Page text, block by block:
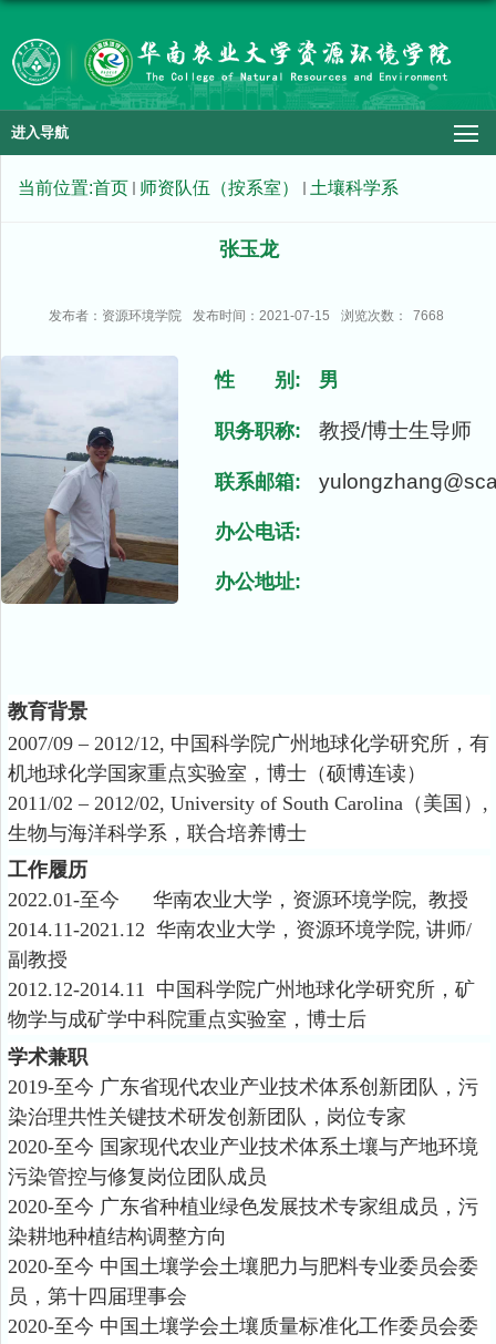
进入导航
当前位置:首页 师资队伍（按系室） 土壤科学系
张玉龙
发布者：资源环境学院 发布时间：2021-07-15 浏览次数： 7668
性 别: 男
职务职称: 教授/博士生导师
联系邮箱:
办公电话:
办公地址:
教育背景
2007/09 – 2012/12, 中国科学院广州地球化学研究所，有
机地球化学国家重点实验室，博士（硕博连读）
2011/02 – 2012/02, University of South Carolina （美国） ,
生物与海洋科学系，联合培养博士
工作履历
2022.01-至今 华南农业大学，资源环境学院, 教授
2014.11-2021.12 华南农业大学，资源环境学院, 讲师/
副教授
2012.12-2014.11 中国科学院广州地球化学研究所，矿
物学与成矿学中科院重点实验室，博士后
学术兼职
2019-至今 广东省现代农业产业技术体系创新团队，污
染治理共性关键技术研发创新团队，岗位专家
2020-至今 国家现代农业产业技术体系土壤与产地环境
污染管控与修复岗位团队成员
2020-至今 广东省种植业绿色发展技术专家组成员，污
染耕地种植结构调整方向
2020-至今 中国土壤学会土壤肥力与肥料专业委员会委
员，第十四届理事会
2020-至今 中国土壤学会土壤质量标准化工作委员会委